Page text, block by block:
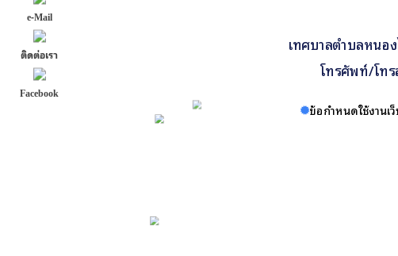
e-Mail
ติดต่อเรา
Facebook
เทศบาลตำบลหนอ
โทรศัพท์/โท
ข้อกำหนดใช้งานเ